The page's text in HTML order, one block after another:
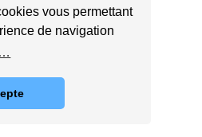
vous permettant
de navigation